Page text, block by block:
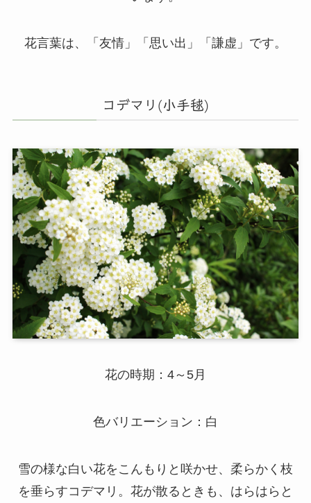
花言葉は、「友情」「思い出」「謙虚」です。
コデマリ(小手毬)
花の時期：4～5月
色バリエーション：白
雪の様な白い花をこんもりと咲かせ、柔らかく枝
を垂らすコデマリ。花が散るときも、はらはらと